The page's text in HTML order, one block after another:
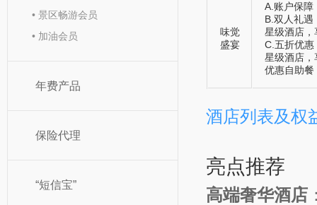
• 景区畅游会员
• 加油会员
年费产品
保险代理
“短信宝”
味觉
盛宴
A.账户保障
B.双人礼
星级酒店
C.五折优
星级酒店
优惠自助餐
酒店列表及权
亮点推荐
高端奢华酒店